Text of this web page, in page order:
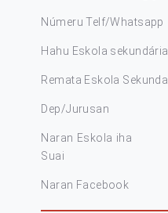
Númeru Telf/
Hahu Eskola
Remata Eskola
Dep/Jurusan :
Naran Eskola
Suai
Naran Facebook :